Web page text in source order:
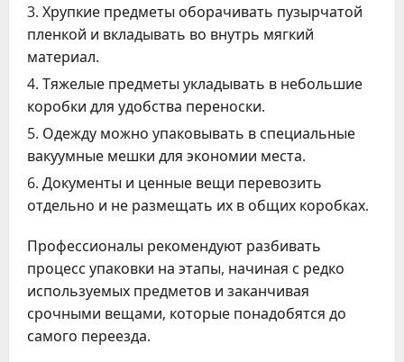
Хрупкие предметы оборачивать пузырчатой
пленкой и вкладывать во внутрь мягкий
материал.
Тяжелые предметы укладывать в небольшие
коробки для удобства переноски.
Одежду можно упаковывать в специальные
вакуумные мешки для экономии места.
Документы и ценные вещи перевозить
отдельно и не размещать их в общих коробках.
Профессионалы рекомендуют разбивать
процесс упаковки на этапы, начиная с редко
используемых предметов и заканчивая
срочными вещами, которые понадобятся до
самого переезда.